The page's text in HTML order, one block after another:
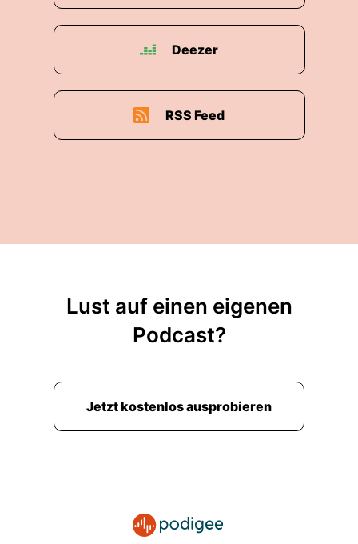
Deezer
RSS Feed
Lust auf einen eigenen
Podcast?
Jetzt kostenlos ausprobieren